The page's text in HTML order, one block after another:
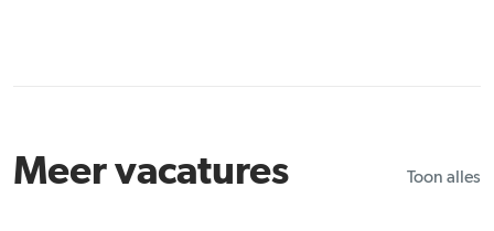
Meer vacatures Toon alles